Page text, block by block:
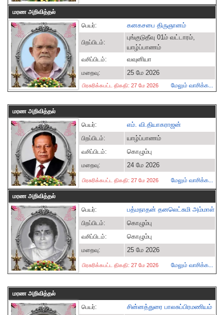
மரண அறிவித்தல்
பெயர்:
கனகசபை திருஞானம்
பிறப்பிடம்:
புங்குடுதீவு 01ம் வட்டாரம்,
யாழ்ப்பாணம்
வசிப்பிடம்: வவுனியா
மறைவு: 25 மே 2026
பிரசுரிக்கபட்ட திகதி: 27 மே 2026 மேலும் வாசிக்க...
மரண அறிவித்தல்
பெயர்:
எம். வி.தியாகராஜன்
பிறப்பிடம்: யாழ்ப்பாணம்
வசிப்பிடம்: கொழும்பு
மறைவு: 24 மே 2026
பிரசுரிக்கபட்ட திகதி: 27 மே 2026 மேலும் வாசிக்க...
மரண அறிவித்தல்
பெயர்:
பத்மநாதன் தனலெட்சுமி அம்மாள்
பிறப்பிடம்: கொழும்பு
வசிப்பிடம்: கொழும்பு
மறைவு: 25 மே 2026
பிரசுரிக்கபட்ட திகதி: 27 மே 2026 மேலும் வாசிக்க...
மரண அறிவித்தல்
பெயர்:
சின்னத்துரை பாலசுப்பிரமணியம்